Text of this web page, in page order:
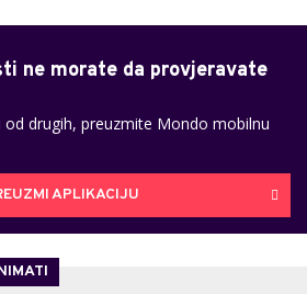
ne morate da provjeravate
drugih, preuzmite Mondo mobilnu
APLIKACIJU